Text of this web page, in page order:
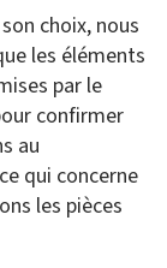
choix, nous
les éléments
par le
confirmer
au
qui concerne
les pièces